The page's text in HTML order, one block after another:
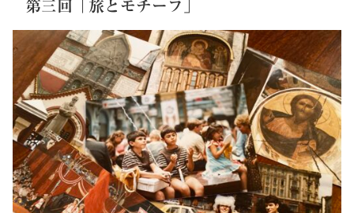
第三回「旅とモチーフ」